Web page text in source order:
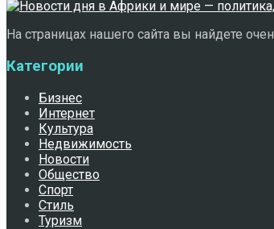
На страницах нашего сайта вы найдете
Категории
Бизнес
Интернет
Культура
Недвижимость
Новости
Общество
Спорт
Стиль
Туризм